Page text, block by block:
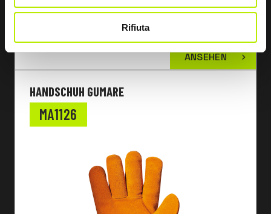
Rifiuta
ANSEHEN
HANDSCHUH GUMARE
MA1126